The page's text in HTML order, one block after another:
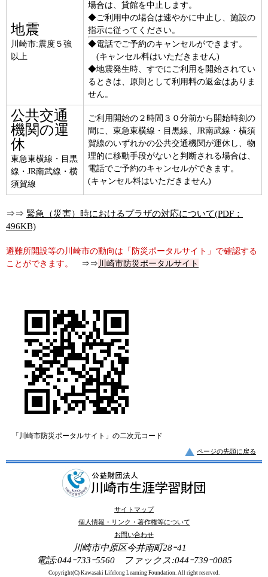
地震
川崎市:震度５強
以上
場合は、貸館を中止します。
◆ご利用中の場合は速やかに中止し、施設の
指示に従ってください。
◆電話でご予約のキャンセルができます。
(キャンセル料はいただきません)
◆地震発生時、すでにご利用を開始されてい
るときは、原則として利用料の返金はありま
せん。
公共交通
機関の運
休
東急東横線・目黒
線・JR南武線・横
須賀線
ご利用開始の２時間３０分前から開始時刻の
間に、東急東横線・目黒線、JR南武線・横須
賀線のいずれかの公共交通機関が運休し、物
理的に移動手段がないと判断される場合は、
電話でご予約のキャンセルができます。
(キャンセル料はいただきません)
⇒⇒ 緊急（災害）時におけるプラザの対応について(PDF：
496KB)
避難所開設等の川崎市の動向は「防災ポータルサイト」で確認する
ことができます。
⇒⇒川崎市防災ポータルサイト
「川崎市防災ポータルサイト」の二次元コード
ページの先頭に戻る
サイトマップ
個人情報・リンク・著作権等について
お問い合わせ
川崎市中原区今井南町28ｰ41
電話:044ｰ733ｰ5560 ファックス:044ｰ739ｰ0085
Copyright(C) Kawasaki Lifelong Learning Foundation. All right reserved.